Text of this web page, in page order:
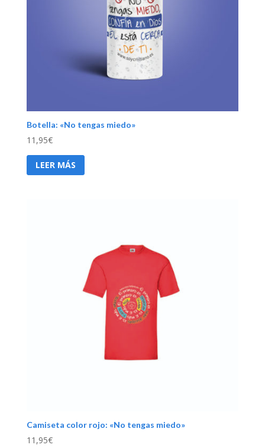
Botella: «No tengas miedo»
11,95€
LEER MÁS
Camiseta color rojo: «No tengas miedo»
11,95€